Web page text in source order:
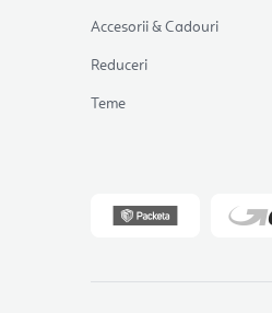
Accesorii & Cadouri
Reduceri
Teme